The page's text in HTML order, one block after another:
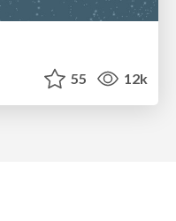
55 12k